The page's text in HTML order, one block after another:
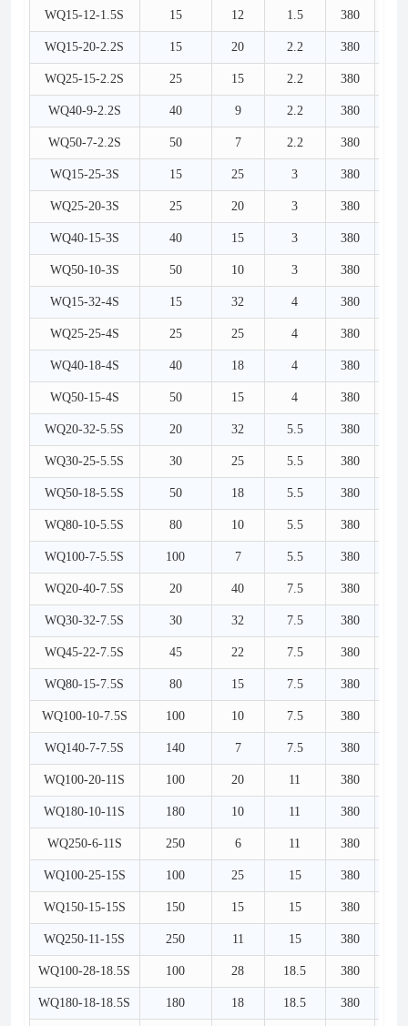
WQ15-12-1.5S 15 12 1.5 380
WQ15-20-2.2S 15 20 2.2 380
WQ25-15-2.2S 25 15 2.2 380
WQ40-9-2.2S 40 9 2.2 380
WQ50-7-2.2S 50 7 2.2 380
WQ15-25-3S 15 25 3 380
WQ25-20-3S 25 20 3 380
WQ40-15-3S 40 15 3 380
WQ50-10-3S 50 10 3 380
WQ15-32-4S 15 32 4 380
WQ25-25-4S 25 25 4 380
WQ40-18-4S 40 18 4 380
WQ50-15-4S 50 15 4 380
WQ20-32-5.5S 20 32 5.5 380
WQ30-25-5.5S 30 25 5.5 380
WQ50-18-5.5S 50 18 5.5 380
WQ80-10-5.5S 80 10 5.5 380
WQ100-7-5.5S 100 7 5.5 380
WQ20-40-7.5S 20 40 7.5 380
WQ30-32-7.5S 30 32 7.5 380
WQ45-22-7.5S 45 22 7.5 380
WQ80-15-7.5S 80 15 7.5 380
WQ100-10-7.5S 100 10 7.5 380
WQ140-7-7.5S 140 7 7.5 380
WQ100-20-11S 100 20 11 380
WQ180-10-11S 180 10 11 380
WQ250-6-11S 250 6 11 380
WQ100-25-15S 100 25 15 380
WQ150-15-15S 150 15 15 380
WQ250-11-15S 250 11 15 380
WQ100-28-18.5S 100 28 18.5 380
WQ180-18-18.5S 180 18 18.5 380